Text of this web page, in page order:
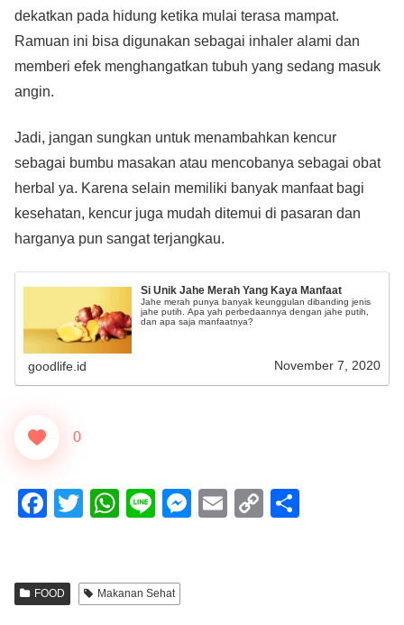
dekatkan pada hidung ketika mulai terasa mampat.
Ramuan ini bisa digunakan sebagai inhaler alami dan
memberi efek menghangatkan tubuh yang sedang masuk
angin.
Jadi, jangan sungkan untuk menambahkan kencur
sebagai bumbu masakan atau mencobanya sebagai obat
herbal ya. Karena selain memiliki banyak manfaat bagi
kesehatan, kencur juga mudah ditemui di pasaran dan
harganya pun sangat terjangkau.
Si Unik Jahe Merah Yang Kaya Manfaat
Jahe merah punya banyak keunggulan dibanding jenis
jahe putih. Apa yah perbedaannya dengan jahe putih,
dan apa saja manfaatnya?
goodlife.id November 7, 2020
0
F
e
T
er
W
s
Li
M
E
C
FOOD Makanan Sehat